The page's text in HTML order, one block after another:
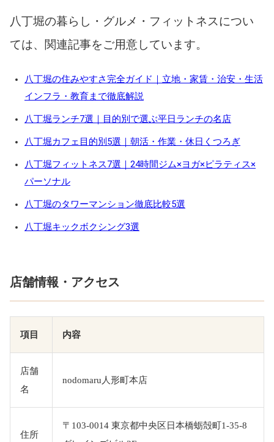
八丁堀の暮らし・グルメ・フィットネスについ
ては、関連記事をご用意しています。
八丁堀の住みやすさ完全ガイド｜立地・家賃・治安・生活
インフラ・教育まで徹底解説
八丁堀ランチ7選｜目的別で選ぶ平日ランチの名店
八丁堀カフェ目的別5選｜朝活・作業・休日くつろぎ
八丁堀フィットネス7選｜24時間ジム×ヨガ×ピラティス×
パーソナル
八丁堀のタワーマンション徹底比較5選
八丁堀キックボクシング3選
店舗情報・アクセス
項目 内容
店舗
名
nodomaru人形町本店
住所
〒103-0014 東京都中央区日本橋蛎殻町1-35-8